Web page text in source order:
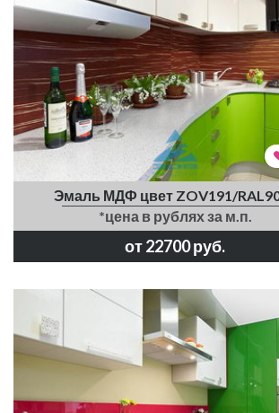
Эмаль МДФ цвет ZOV191/
*цена в рублях за м.п.
от 22700 руб.